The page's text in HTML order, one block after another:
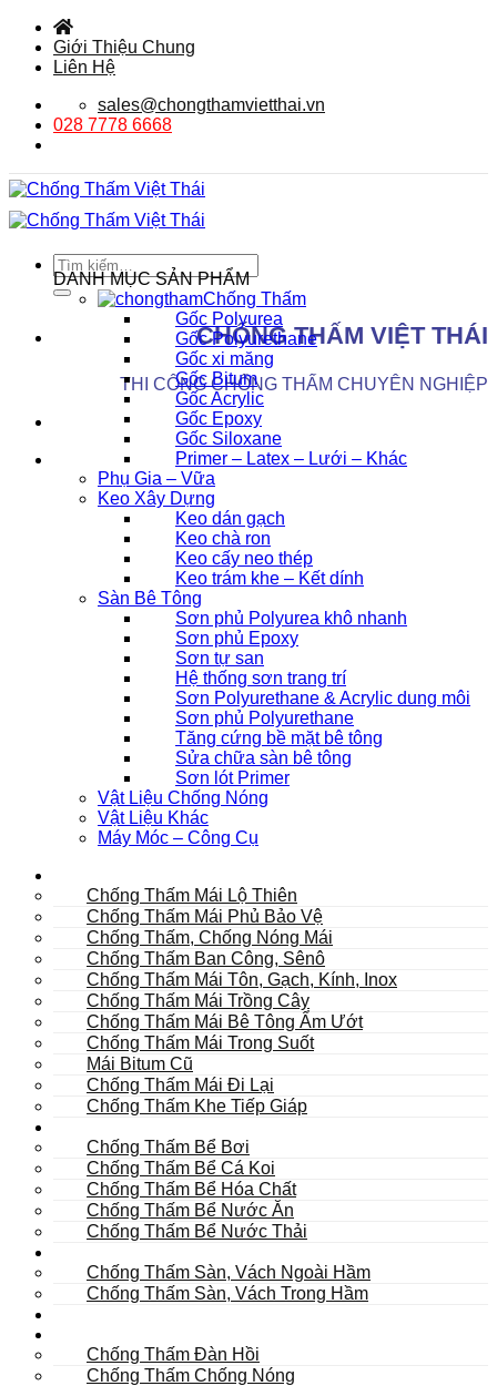
qua
Giới Thiệu Chung
Liên Hệ
sales@chongthamvietthai.vn
028 7778 6668
Tìm
kiếm:
CHỐNG THẤM VIỆT THÁI
THI CÔNG CHỐNG THẤM CHUYÊN NGHIỆP
DANH MỤC SẢN PHẨM
Chống Thấm
Gốc Polyurea
Gốc Polyurethane
Gốc xi măng
Gốc Bitum
Gốc Acrylic
Gốc Epoxy
Gốc Siloxane
Primer – Latex – Lưới – Khác
Phụ Gia – Vữa
Keo Xây Dựng
Keo dán gạch
Keo chà ron
Keo cấy neo thép
Keo trám khe – Kết dính
Sàn Bê Tông
Sơn phủ Polyurea khô nhanh
Sơn phủ Epoxy
Sơn tự san
Hệ thống sơn trang trí
Sơn Polyurethane & Acrylic dung môi
Sơn phủ Polyurethane
Tăng cứng bề mặt bê tông
Sửa chữa sàn bê tông
Sơn lót Primer
Vật Liệu Chống Nóng
Vật Liệu Khác
Máy Móc – Công Cụ
Chống Thấm Mái Lộ Thiên
Chống Thấm Mái Phủ Bảo Vệ
Chống Thấm, Chống Nóng Mái
Chống Thấm Ban Công, Sênô
Chống Thấm Mái Tôn, Gạch, Kính, Inox
Chống Thấm Mái Trồng Cây
Chống Thấm Mái Bê Tông Ẩm Ướt
Chống Thấm Mái Trong Suốt
Mái Bitum Cũ
Chống Thấm Mái Đi Lại
Chống Thấm Khe Tiếp Giáp
Chống Thấm Bể Bơi
Chống Thấm Bể Cá Koi
Chống Thấm Bể Hóa Chất
Chống Thấm Bể Nước Ăn
Chống Thấm Bể Nước Thải
Chống Thấm Sàn, Vách Ngoài Hầm
Chống Thấm Sàn, Vách Trong Hầm
Chống Thấm Đàn Hồi
Chống Thấm Chống Nóng